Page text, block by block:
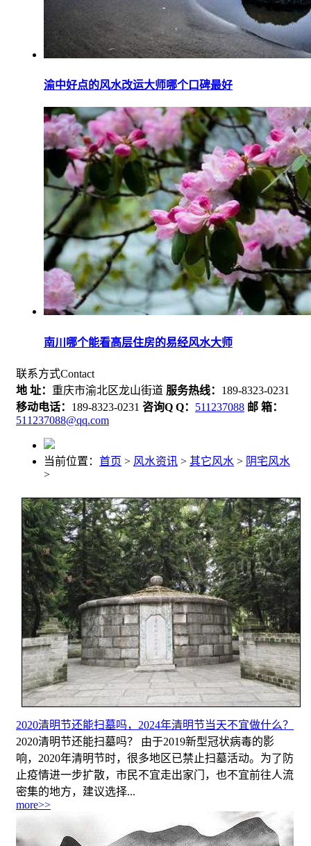
渝中好点的风水改运大师哪个口碑最好
南川哪个能看高层住房的易经风水大师
联系方式Contact
地 址： 重庆市渝北区龙山街道 服务热线： 189-8323-0231
移动电话： 189-8323-0231 咨询Q Q： 511237088 邮 箱：
511237088@qq.com
当前位置： 首页 > 风水资讯 > 其它风水 > 阴宅风水
>
2020清明节还能扫墓吗，2024年清明节当天不宜做什么？
2020清明节还能扫墓吗？ 由于2019新型冠状病毒的影
响，2020年清明节时，很多地区已禁止扫墓活动。为了防
止疫情进一步扩散，市民不宜走出家门，也不宜前往人流
密集的地方，建议选择...
more>>